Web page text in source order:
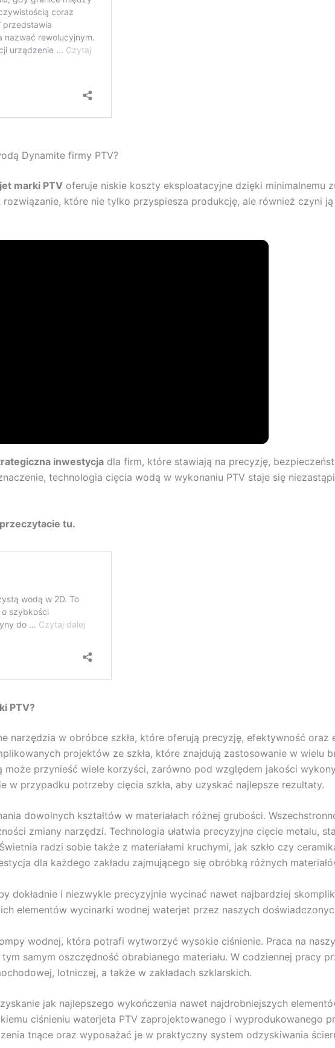
Dynamite firmy PTV?
marki PTV oferuje niskie koszty eksploatacyjne dzięki minimalnemu
które nie tylko przyspiesza produkcję, ale również czyni
inwestycja dla firm, które stawiają na precyzję,
technologia cięcia wodą w wykonaniu PTV staje się
tu.
PTV?
narzędzia w obróbce szkła, które oferują precyzję, efektywność oraz
projektów ze szkła, które znajdują zastosowanie w wielu
może przynieść wiele korzyści, zarówno pod względem jakości
przypadku potrzeby cięcia szkła, aby uzyskać najlepsze rezultaty.
dowolnych kształtów w materiałach różnej grubości.
zmiany narzędzi. Technologia ułatwia precyzyjne cięcie metalu,
radzi sobie także z materiałami kruchymi, jak szkło czy
dla każdego zakładu zajmującego się obróbką różnych
dokładnie i niezwykle precyzyjnie wycinać nawet najbardziej
elementów wycinarki wodnej waterjet przez naszych
wodnej, która potrafi wytworzyć wysokie ciśnienie. Praca na
samym oszczędność obrabianego materiału. W codziennej pracy
lotniczej, a także w zakładach szklarskich.
jak najlepszego wykończenia nawet najdrobniejszych
ciśnieniu waterjeta PTV zaprojektowanego i wyprodukowanego
tnące oraz wyposażać je w praktyczny system odzyskiwania